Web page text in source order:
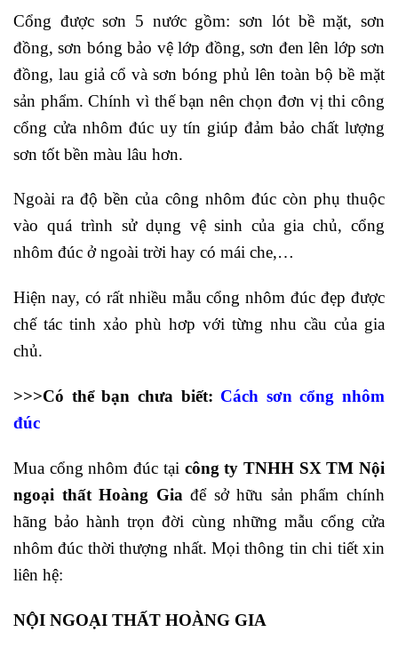
Cổng được sơn 5 nước gồm: sơn lót bề mặt, sơn
đồng, sơn bóng bảo vệ lớp đồng, sơn đen lên lớp sơn
đồng, lau giả cổ và sơn bóng phủ lên toàn bộ bề mặt
sản phẩm. Chính vì thế bạn nên chọn đơn vị thi công
cổng cửa nhôm đúc uy tín giúp đảm bảo chất lượng
sơn tốt bền màu lâu hơn.
Ngoài ra độ bền của công nhôm đúc còn phụ thuộc
vào quá trình sử dụng vệ sinh của gia chủ, cổng
nhôm đúc ở ngoài trời hay có mái che,…
Hiện nay, có rất nhiều mẫu cổng nhôm đúc đẹp được
chế tác tinh xảo phù hơp với từng nhu cầu của gia
chủ.
>>>Có thể bạn chưa biết: Cách sơn cổng nhôm
đúc
Mua cổng nhôm đúc tại công ty TNHH SX TM Nội
ngoại thất Hoàng Gia để sở hữu sản phẩm chính
hãng bảo hành trọn đời cùng những mẫu cổng cửa
nhôm đúc thời thượng nhất. Mọi thông tin chi tiết xin
liên hệ:
NỘI NGOẠI THẤT HOÀNG GIA